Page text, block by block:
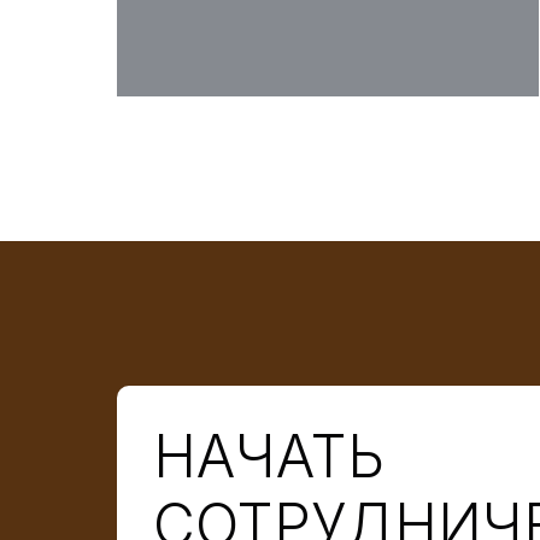
НАЧАТЬ